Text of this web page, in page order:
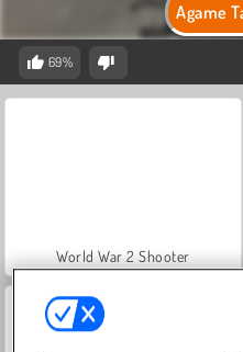
Agame
69%
World War 2 Shooter